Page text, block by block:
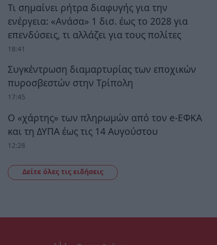
Τι σημαίνει ρήτρα διαφυγής για την
ενέργεια: «Ανάσα» 1 δισ. έως το 2028 για
επενδύσεις, τι αλλάζει για τους πολίτες
18:41
Συγκέντρωση διαμαρτυρίας των εποχικών
πυροσβεστών στην Τρίπολη
17:45
Ο «χάρτης» των πληρωμών από τον e-ΕΦΚΑ
και τη ΔΥΠΑ έως τις 14 Αυγούστου
12:28
Δείτε όλες τις ειδήσεις